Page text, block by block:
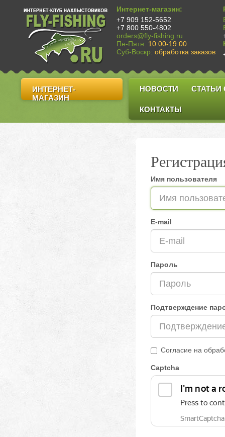
Интернет-магазин:
+7 909 152-5652
+7 800 550-4802
orders@fly-fishing.ru
Пн-Пятн: 10:00-19:00
Суб-Воскр: обработка заказов
ИНТЕРНЕТ-
МАГАЗИН
НОВОСТИ СТАТЬИ
КОНТАКТЫ
Имя пользователя
E-mail
Пароль
Подтверждение
Согласие на
Captcha